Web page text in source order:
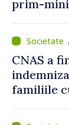
prim-
despre
al
CNAS a
familiile